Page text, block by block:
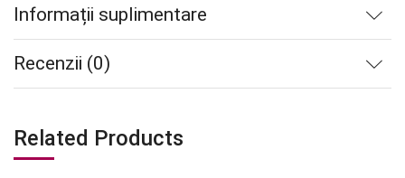
Informații suplimentare
Recenzii (0)
Related Products